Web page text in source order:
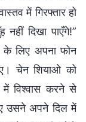
में गिरफ्तार हो
दिखा पाएँगे!”
के लिए अपना फोन
चेन शियाओ को
विश्वास करने से
उसने अपने दिल में